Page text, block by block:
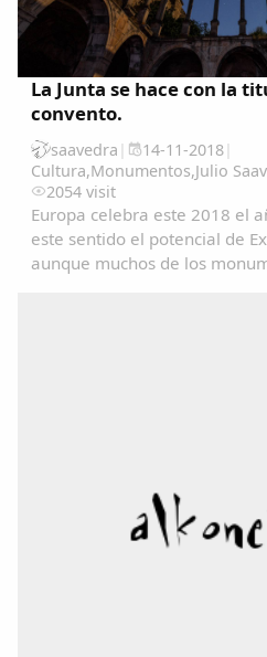
La Junta se hace con la
convento.
saavedra | 14-11-2018|
Cultura,Monumentos,Julio
2054 visit
Europa celebra este 2018 el
este sentido el potencial de
aunque muchos de los